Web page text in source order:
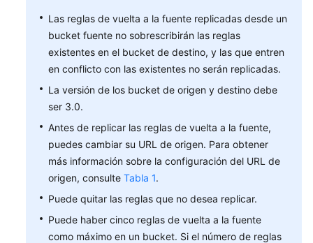
Las reglas de vuelta a la fuente replicadas desde un
bucket fuente no sobrescribirán las reglas
existentes en el bucket de destino, y las que entren
en conflicto con las existentes no serán replicadas.
La versión de los bucket de origen y destino debe
ser 3.0.
Antes de replicar las reglas de vuelta a la fuente,
puedes cambiar su URL de origen. Para obtener
más información sobre la configuración del URL de
origen, consulte Tabla 1.
Puede quitar las reglas que no desea replicar.
Puede haber cinco reglas de vuelta a la fuente
como máximo en un bucket. Si el número de reglas